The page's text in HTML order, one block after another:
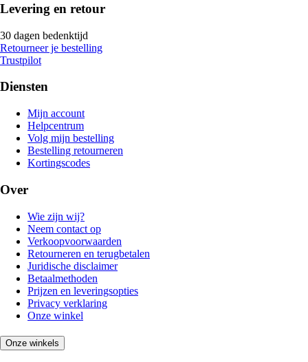
Levering en retour
30 dagen bedenktijd
Retourneer je bestelling
Trustpilot
Diensten
Mijn account
Helpcentrum
Volg mijn bestelling
Bestelling retourneren
Kortingscodes
Over
Wie zijn wij?
Neem contact op
Verkoopvoorwaarden
Retourneren en terugbetalen
Juridische disclaimer
Betaalmethoden
Prijzen en leveringsopties
Privacy verklaring
Onze winkel
Onze winkels